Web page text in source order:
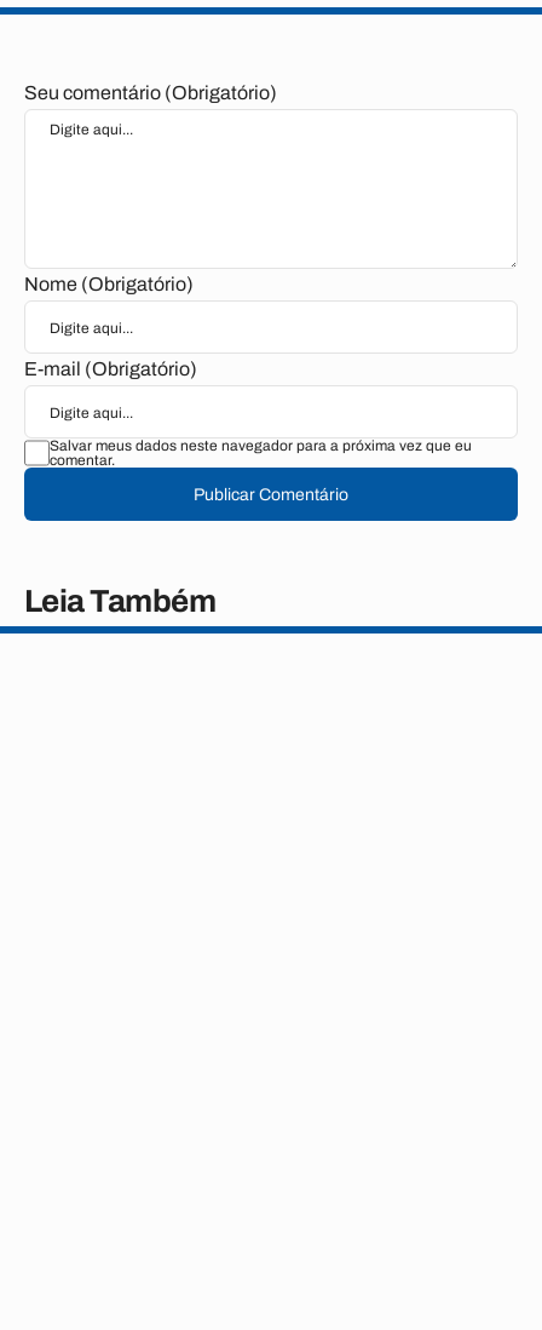
Seu comentário (Obrigatório)
Nome (Obrigatório)
E-mail (Obrigatório)
Salvar meus dados neste navegador para a próxima vez que eu
comentar.
Publicar Comentário
Leia Também